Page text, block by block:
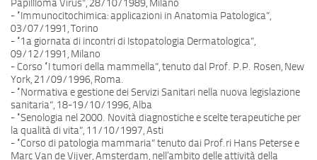
- “Immunocitochimica: applicazioni in Anatomia Patologica”,
03/07/1991, Torino
- “1a giornata di incontri di Istopatologia Dermatologica”,
09/12/1991, Milano
- Corso “I tumori della mammella”, tenuto dal Prof. P.P. Rosen, New
York, 21/09/1996, Roma.
- “Normativa e gestione dei Servizi Sanitari nella nuova legislazione
sanitaria”, 18-19/10/1996, Alba
- “Senologia nel 2000. Novità diagnostiche e scelte terapeutiche per
la qualità di vita”, 11/10/1997, Asti
- “Corso di patologia mammaria” tenuto dai Prof.ri Hans Peterse e
Marc Van de Vijver, Amsterdam, nell’ambito delle attività della